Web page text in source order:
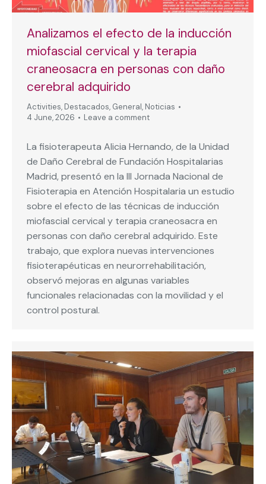
Analizamos el efecto de la inducción
miofascial cervical y la terapia
craneosacra en personas con daño
cerebral adquirido
Activities, Destacados, General, Noticias
4 June, 2026
Leave a comment
La fisioterapeuta Alicia Hernando, de la Unidad
de Daño Cerebral de Fundación Hospitalarias
Madrid, presentó en la III Jornada Nacional de
Fisioterapia en Atención Hospitalaria un estudio
sobre el efecto de las técnicas de inducción
miofascial cervical y terapia craneosacra en
personas con daño cerebral adquirido. Este
trabajo, que explora nuevas intervenciones
fisioterapéuticas en neurorrehabilitación,
observó mejoras en algunas variables
funcionales relacionadas con la movilidad y el
control postural.